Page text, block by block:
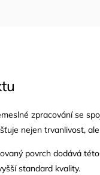
zpracování se
nejen trvanlivost,
povrch dodává
standard kvality.